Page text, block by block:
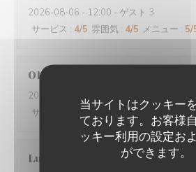
当サイトはクッキー
ております。お客様
ッキー利用の設定お
ができます。
2026-08-06 - 12:00 - ゲスト 3
サービス : 4/5 雰囲気 : 4/5 メニュー : 5/
Olivier
2026-08-04
- 12:00 - ゲスト 4
サービス
/5 雰囲気 : 5/5 メニュー : 5/5
Ludovic